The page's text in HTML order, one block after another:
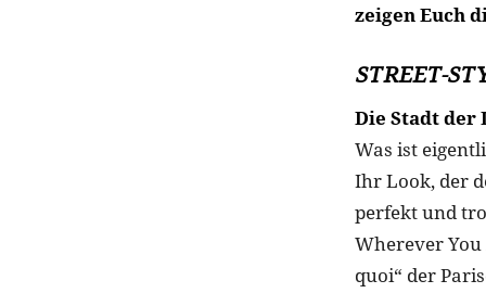
zeigen Euch
STREET-
Die Stadt der
Was ist
Ihr Look, der
perfekt und
Wherever You
quoi“ der